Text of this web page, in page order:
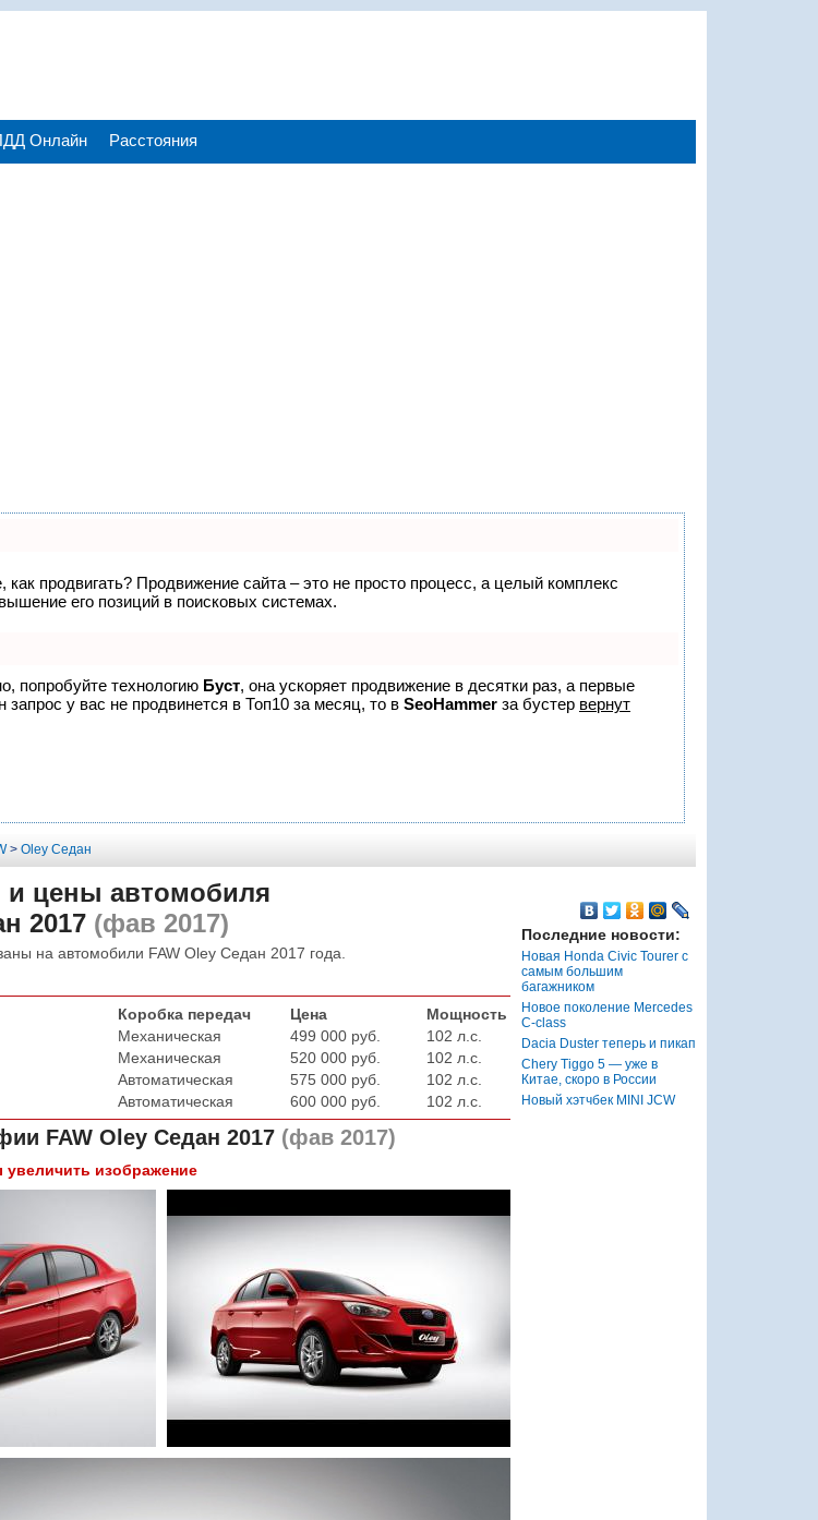
Онлайн Расстояния
продвигать? Продвижение сайта – это не просто процесс, а целый комплекс
его позиций в поисковых системах.
попробуйте технологию Буст, она ускоряет продвижение в десятки раз, а первые
у вас не продвинется в Топ10 за месяц, то в SeoHammer за бустер вернут
> Oley Седан
и цены автомобиля
2017(фав 2017)
на автомобили FAW Oley Седан 2017 года.
Коробка передач Цена
Мощность
Механическая 499 000 руб.
102 л.с.
Механическая 520 000 руб.
102 л.с.
Автоматическая 575 000 руб.
102 л.с.
Автоматическая 600 000 руб. 102 л.с.
FAW Oley Седан 2017(фав 2017)
увеличить изображение
Последние новости:
Новая Honda Civic Tourer с
самым большим
багажником
Новое поколение Mercedes
C-class
Dacia Duster теперь и пикап
Chery Tiggo 5 — уже в
Китае, скоро в России
Новый хэтчбек MINI JCW